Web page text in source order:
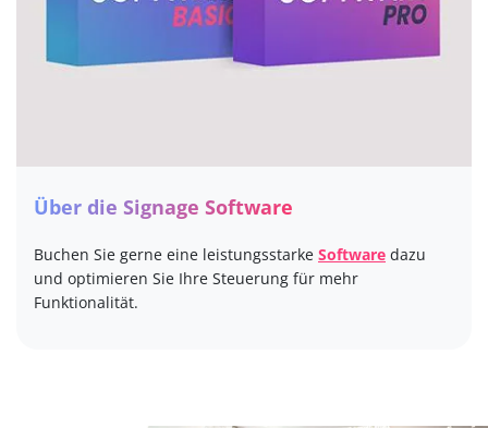
Über die Signage Software
Buchen Sie gerne eine leistungsstarke Software dazu
und optimieren Sie Ihre Steuerung für mehr
Funktionalität.